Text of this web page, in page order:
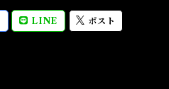
LINE ポスト